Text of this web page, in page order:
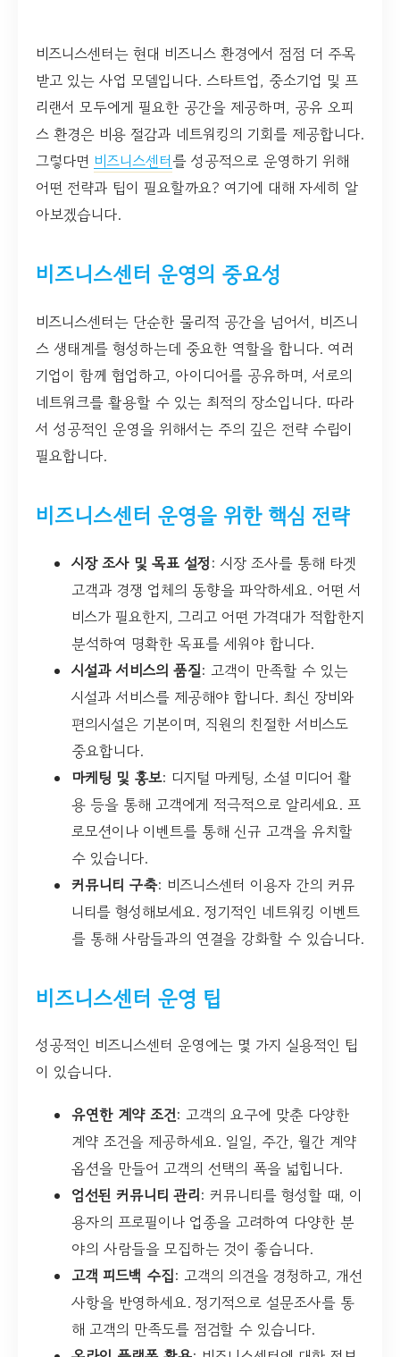
비즈니스센터는 현대 비즈니스 환경에서 점점 더 주목
받고 있는 사업 모델입니다. 스타트업, 중소기업 및 프
리랜서 모두에게 필요한 공간을 제공하며, 공유 오피
스 환경은 비용 절감과 네트워킹의 기회를 제공합니다.
그렇다면 비즈니스센터를 성공적으로 운영하기 위해
어떤 전략과 팁이 필요할까요? 여기에 대해 자세히 알
아보겠습니다.
비즈니스센터 운영의 중요성
비즈니스센터는 단순한 물리적 공간을 넘어서, 비즈니
스 생태계를 형성하는데 중요한 역할을 합니다. 여러
기업이 함께 협업하고, 아이디어를 공유하며, 서로의
네트워크를 활용할 수 있는 최적의 장소입니다. 따라
서 성공적인 운영을 위해서는 주의 깊은 전략 수립이
필요합니다.
비즈니스센터 운영을 위한 핵심 전략
시장 조사 및 목표 설정: 시장 조사를 통해 타겟
고객과 경쟁 업체의 동향을 파악하세요. 어떤 서
비스가 필요한지, 그리고 어떤 가격대가 적합한지
분석하여 명확한 목표를 세워야 합니다.
시설과 서비스의 품질: 고객이 만족할 수 있는
시설과 서비스를 제공해야 합니다. 최신 장비와
편의시설은 기본이며, 직원의 친절한 서비스도
중요합니다.
마케팅 및 홍보: 디지털 마케팅, 소셜 미디어 활
용 등을 통해 고객에게 적극적으로 알리세요. 프
로모션이나 이벤트를 통해 신규 고객을 유치할
수 있습니다.
커뮤니티 구축: 비즈니스센터 이용자 간의 커뮤
니티를 형성해보세요. 정기적인 네트워킹 이벤트
를 통해 사람들과의 연결을 강화할 수 있습니다.
비즈니스센터 운영 팁
성공적인 비즈니스센터 운영에는 몇 가지 실용적인 팁
이 있습니다.
유연한 계약 조건: 고객의 요구에 맞춘 다양한
계약 조건을 제공하세요. 일일, 주간, 월간 계약
옵션을 만들어 고객의 선택의 폭을 넓힙니다.
엄선된 커뮤니티 관리: 커뮤니티를 형성할 때, 이
용자의 프로필이나 업종을 고려하여 다양한 분
야의 사람들을 모집하는 것이 좋습니다.
고객 피드백 수집: 고객의 의견을 경청하고, 개선
사항을 반영하세요. 정기적으로 설문조사를 통
해 고객의 만족도를 점검할 수 있습니다.